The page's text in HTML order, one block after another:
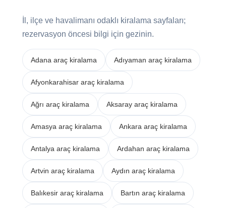
İl, ilçe ve havalimanı odaklı kiralama sayfaları;
rezervasyon öncesi bilgi için gezinin.
Adana araç kiralama Adıyaman araç kiralama
Afyonkarahisar araç kiralama
Ağrı araç kiralama Aksaray araç kiralama
Amasya araç kiralama Ankara araç kiralama
Antalya araç kiralama Ardahan araç kiralama
Artvin araç kiralama Aydın araç kiralama
Balıkesir araç kiralama Bartın araç kiralama